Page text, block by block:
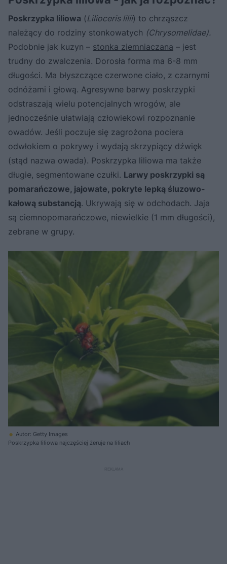
Poskrzypka liliowa (Lilioceris lilii) to chrząszcz
należący do rodziny stonkowatych (Chrysomelidae).
Podobnie jak kuzyn – stonka ziemniaczana – jest
trudny do zwalczenia. Dorosła forma ma 6-8 mm
długości. Ma błyszczące czerwone ciało, z czarnymi
odnóżami i głową. Agresywne barwy poskrzypki
odstraszają wielu potencjalnych wrogów, ale
jednocześnie ułatwiają człowiekowi rozpoznanie
owadów. Jeśli poczuje się zagrożona pociera
odwłokiem o pokrywy i wydają skrzypiący dźwięk
(stąd nazwa owada). Poskrzypka liliowa ma także
długie, segmentowane czułki. Larwy poskrzypki są
pomarańczowe, jajowate, pokryte lepką śluzowo-
kałową substancją. Ukrywają się w odchodach. Jaja
są ciemnopomarańczowe, niewielkie (1 mm długości),
zebrane w grupy.
Autor: Getty Images
Poskrzypka liliowa najczęściej żeruje na liliach